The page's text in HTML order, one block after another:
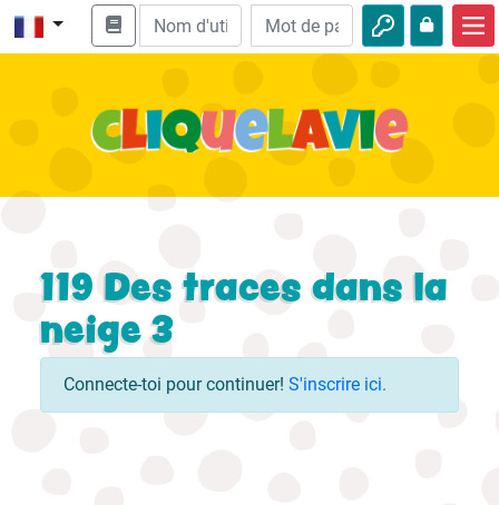
Enseignement biblique
Aventures
Loisirs
119 Des traces dans la
neige 3
Connecte-toi pour continuer! S'inscrire ici.